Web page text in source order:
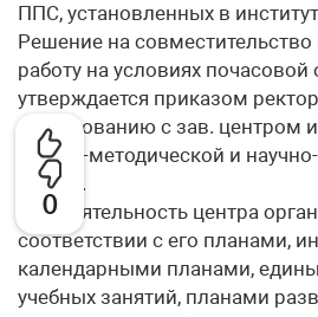
0
ППС, установленных в
Решение на
работу на условиях почасовой
утверждается приказом
согласованию с зав. центром
учебно-методической и
работе.
3.6. Деятельность центра
соответствии с его планами,
календарными планами,
учебных занятий, планами